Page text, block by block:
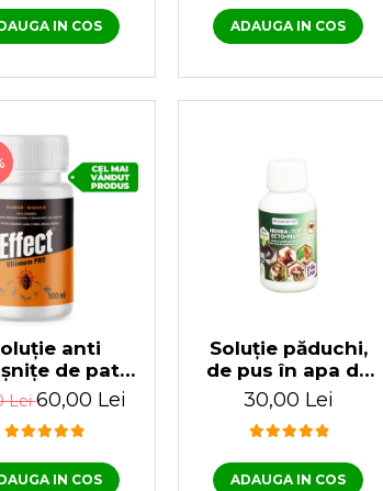
IN COS ADAUGA IN COS
anti
de pat
miros Effect
PRO 100
ml
Lei60,00 Lei
IN COS
Soluție păduchi,
de pus în apa de
băut, pentru
păsări, Herba Top
Ecto Plus 100 ml
30,00 Lei
ADAUGA IN COS